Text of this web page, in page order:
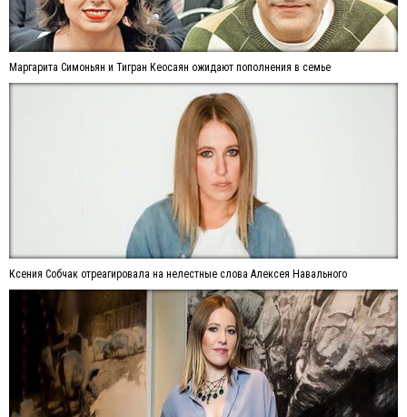
Маргарита Симоньян и Тигран Кеосаян ожидают пополнения в семье
Ксения Собчак отреагировала на нелестные слова Алексея Навального